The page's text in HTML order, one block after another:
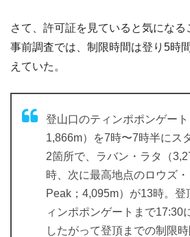
さて、許可証を見ていると気になる
事前調査では、制限時間は登り5時
えていた。
登山口のティンポポンゲー
1,866m）を7時〜7時半にス
2箇所で、ラバン・ラタ（
時、次に最高地点のロウズ
Peak；4,095m）が13時。
ィンポポンゲートまで17:30
したがって登頂までの制限